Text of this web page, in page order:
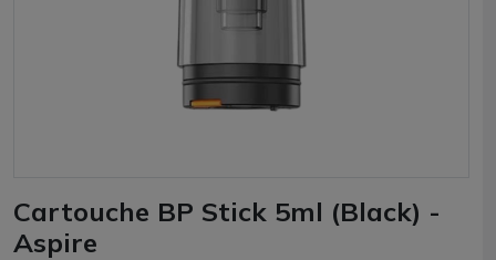
Cartouche BP Stick 5ml (Black) -
Aspire